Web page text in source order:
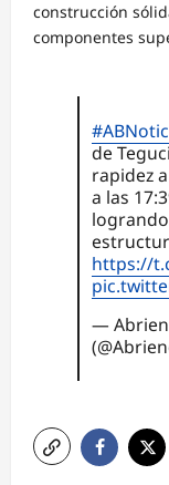
construcción
componentes
de
rapidez
a las
https://
—